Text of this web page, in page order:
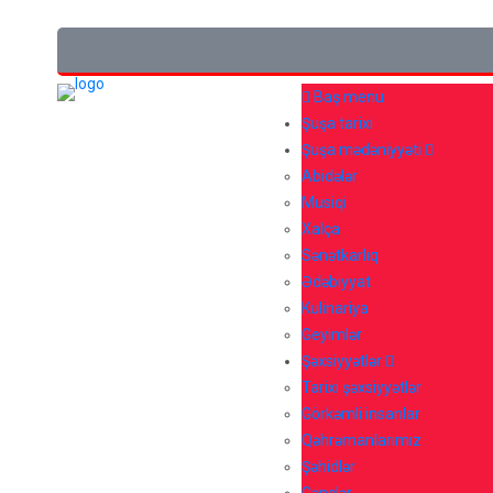
Baş menu
Şuşa tarixi
Şuşa mədəniyyəti
Abidələr
Musiqi
Xalça
Sənətkarlıq
Ədəbiyyat
Kulinariya
Geyimlər
Şəxsiyyətlər
Tarixi şəxsiyyətlər
Görkəmli insanlar
Qəhrəmanlarımız
Şəhidlər